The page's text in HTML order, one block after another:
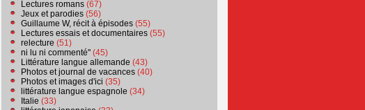
Lectures romans (67)
Jeux et parodies (56)
Guillaume W, récit à épisodes (55)
Lectures essais et documentaires (55)
relecture (51)
ni lu ni commenté" (45)
Littérature langue allemande (43)
Photos et journal de vacances (40)
Photos et images d'ici (35)
littérature langue espagnole (34)
Italie (33)